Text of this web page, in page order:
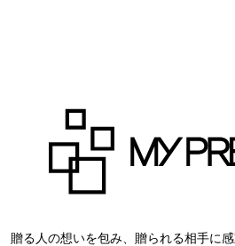
贈る人の想いを包み、贈られる相手に